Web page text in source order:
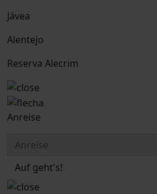
Jávea
Alentejo
Reserva Alecrim
Anreise
Auf geht's!